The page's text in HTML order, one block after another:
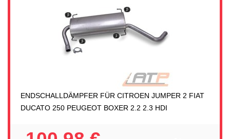
ENDSCHALLDÄMPFER FÜR CITROEN JUMPER 2 FIAT
DUCATO 250 PEUGEOT BOXER 2.2 2.3 HDI